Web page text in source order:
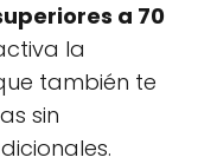
a 70
la
también te
sin